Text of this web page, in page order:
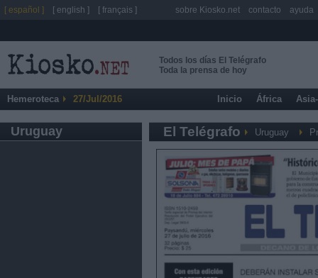
Todos los días El Telégrafo
Toda la prensa de hoy
Hemeroteca 27/Jul/2016 Inicio África
Uruguay El Telégrafo Uruguay
[ español ] [ english ] [ français ] sobre Kiosko.net contacto ayuda